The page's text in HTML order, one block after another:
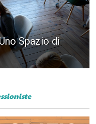
Spazio di